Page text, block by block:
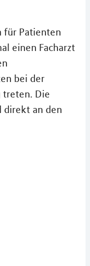
für Patienten
einen Facharzt
bei der
treten. Die
direkt an den